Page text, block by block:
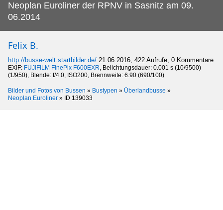
Neoplan Euroliner der RPNV in Sasnitz am 09.
06.2014
Felix B.
http://busse-welt.startbilder.de/ 21.06.2016, 422 Aufrufe, 0 Kommentare
EXIF: FUJIFILM FinePix F600EXR, Belichtungsdauer: 0.001 s (10/9500)
(1/950), Blende: f/4.0, ISO200, Brennweite: 6.90 (690/100)
Bilder und Fotos von Bussen » Bustypen » Überlandbusse »
Neoplan Euroliner » ID 139033